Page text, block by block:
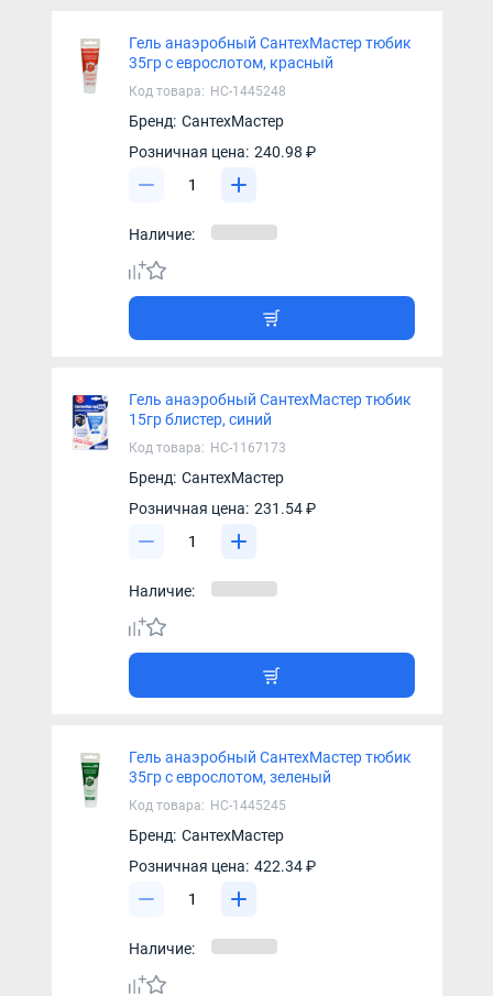
Гель анаэробный СантехМастер тюбик
35гр с еврослотом, красный
Код товара: НС-1445248
Бренд: СантехМастер
Розничная цена: 240.98 ₽
Наличие:
Гель анаэробный СантехМастер тюбик
15гр блистер, синий
Код товара: НС-1167173
Бренд: СантехМастер
Розничная цена: 231.54 ₽
Наличие:
Гель анаэробный СантехМастер тюбик
35гр с еврослотом, зеленый
Код товара: НС-1445245
Бренд: СантехМастер
Розничная цена: 422.34 ₽
Наличие: